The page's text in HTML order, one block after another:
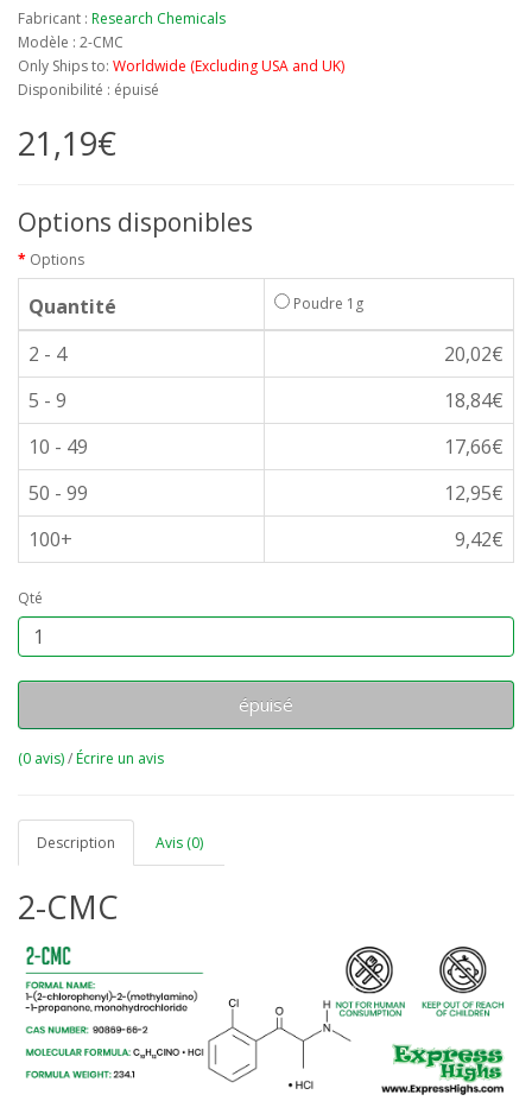
Fabricant : Research Chemicals
Modèle : 2-CMC
Only Ships to: Worldwide (Excluding USA and UK)
Disponibilité : épuisé
21,19€
Options disponibles
Options
Quantité Poudre 1g
2 - 4
20,02€
5 - 9
18,84€
10 - 49
17,66€
50 - 99
12,95€
100+
9,42€
Qté
épuisé
(0 avis)/Écrire un avis
Description Avis (0)
2-CMC